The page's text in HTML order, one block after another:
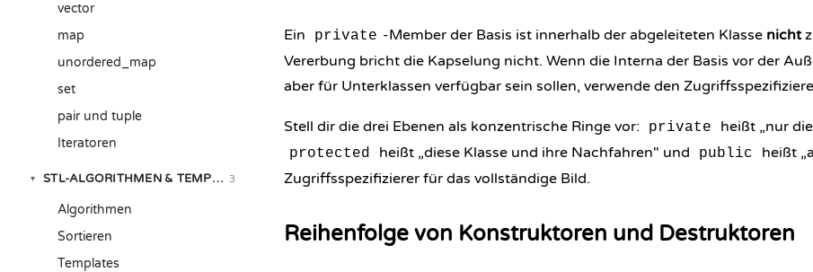
vector
map
unordered_map
set
pair und tuple
Iteratoren
▾ STL-ALGORITHMEN & TEMPLATES
3
Algorithmen
Sortieren
Templates
Ein private -Member der Basis ist innerhalb der abgeleiteten Klasse nicht
Vererbung bricht die Kapselung nicht. Wenn die Interna der Basis vor der
aber für Unterklassen verfügbar sein sollen, verwende den
Stell dir die drei Ebenen als konzentrische Ringe vor: private heißt „nur
protected heißt „diese Klasse und ihre Nachfahren" und public
heißt
Zugriffsspezifizierer für das vollständige Bild.
Reihenfolge von Konstruktoren und Destruktoren